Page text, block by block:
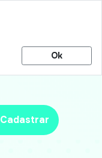
Ok
Cadastrar